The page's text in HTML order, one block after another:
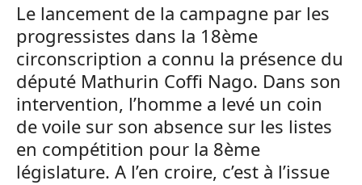
Le lancement de la campagne par les
progressistes dans la 18ème
circonscription a connu la présence du
député Mathurin Coffi Nago. Dans son
intervention, l’homme a levé un coin
de voile sur son absence sur les listes
en compétition pour la 8ème
législature. A l’en croire, c’est à l’issue